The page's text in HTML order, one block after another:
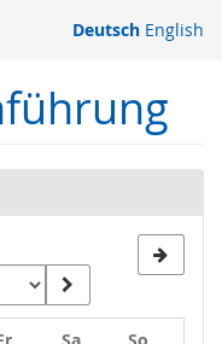
Deutsch English
Freitag Samstag